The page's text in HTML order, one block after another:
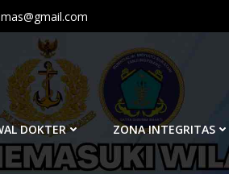
DOKTER ZONA INTEGRITAS